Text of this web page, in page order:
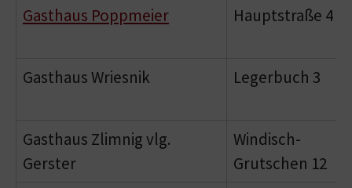
Gasthaus Poppmeier Hauptstraße 4
Gasthaus Wriesnik Legerbuch 3
Gasthaus Zlimnig vlg.
Gerster
Windisch-
Grutschen 12